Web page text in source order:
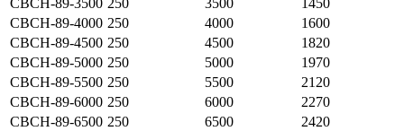
СВСН-89-3500 250 3500
1450
СВСН-89-4000 250 4000
1600
СВСН-89-4500 250 4500
1820
СВСН-89-5000 250 5000
1970
СВСН-89-5500 250 5500
2120
СВСН-89-6000 250 6000
2270
СВСН-89-6500 250 6500
2420